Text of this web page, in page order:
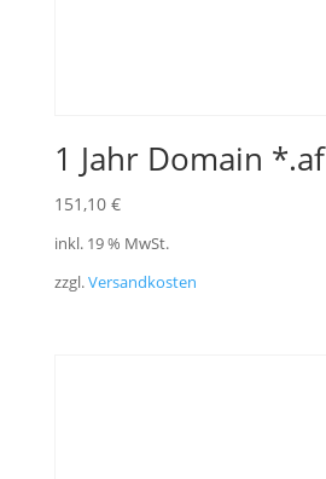
1 Jahr Domain *.af
151,10 €
inkl. 19 % MwSt.
zzgl.Versandkosten